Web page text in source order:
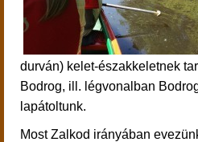
durván) kelet-északkeletnek
Bodrog, ill. légvonalban
lapátoltunk.
Most Zalkod irányában